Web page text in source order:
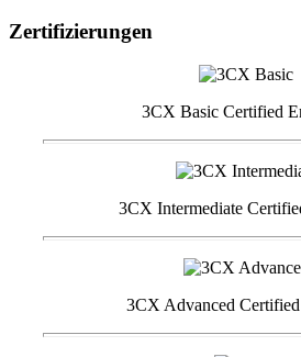
Zertifizierungen
3CX Basic Certified
3CX Intermediate
3CX Advanced